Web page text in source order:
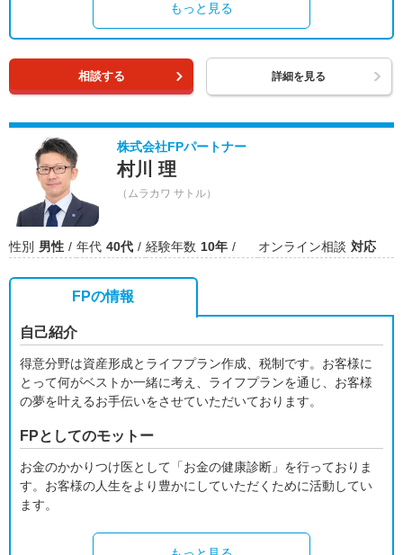
もっと見る
相談する 詳細を見る
株式会社FPパートナー
村川 理
（ムラカワ サトル）
性別 男性 年代 40代 経験年数 10年 オンライン相談 対応
FPの情報
自己紹介
得意分野は資産形成とライフプラン作成、税制です。お客様に
とって何がベストか一緒に考え、ライフプランを通じ、お客様
の夢を叶えるお手伝いをさせていただいております。
FPとしてのモットー
お金のかかりつけ医として「お金の健康診断」を行っておりま
す。お客様の人生をより豊かにしていただくために活動してい
ます。